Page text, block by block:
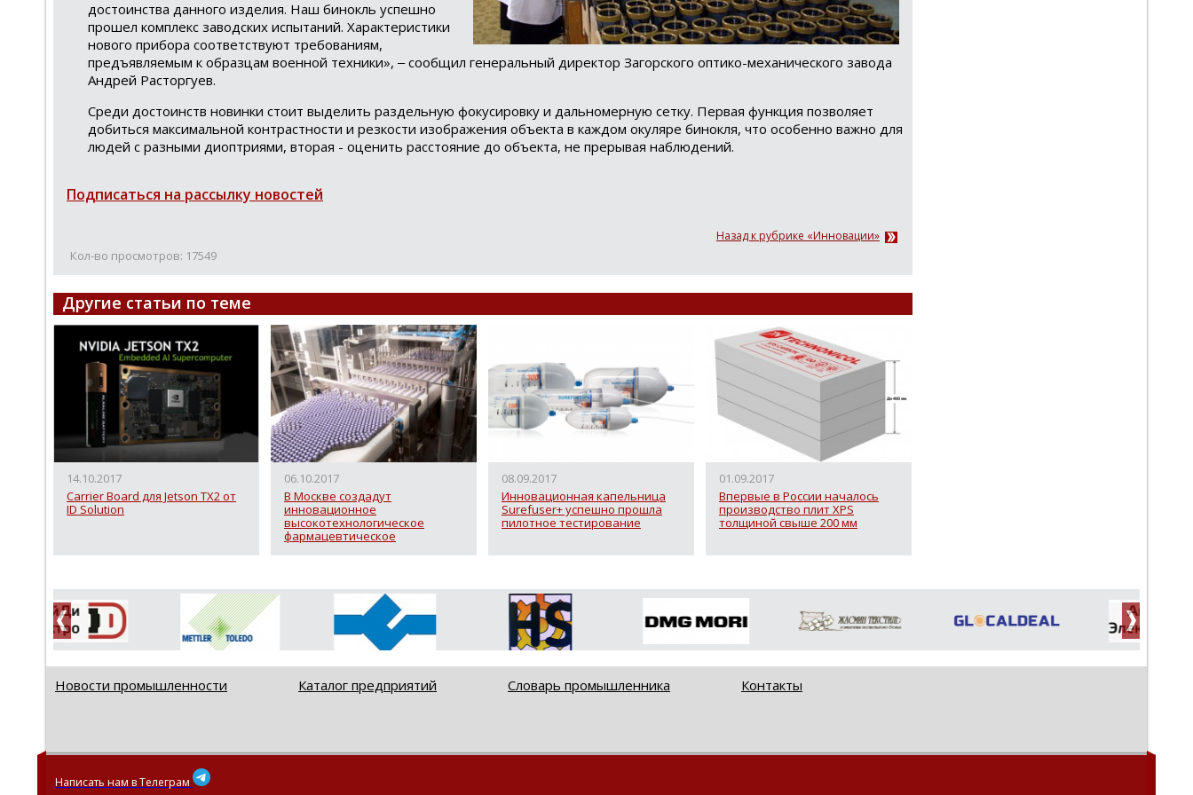
достоинства данного изделия. Наш бинокль успешно
прошел комплекс заводских испытаний. Характеристики
нового прибора соответствуют требованиям,
предъявляемым к образцам военной техники», ‒ сообщил генеральный директор Загорского оптико-механического завода
Андрей Расторгуев.
Среди достоинств новинки стоит выделить раздельную фокусировку и дальномерную сетку. Первая функция позволяет
добиться максимальной контрастности и резкости изображения объекта в каждом окуляре бинокля, что особенно важно для
людей с разными диоптриями, вторая - оценить расстояние до объекта, не прерывая наблюдений.
Подписаться на рассылку новостей
Назад к рубрике «Инновации»
Кол-во просмотров: 17549
Другие статьи по теме
14.10.2017
Carrier Board для Jetson TX2 от
ID Solution
06.10.2017
В Москве создадут
инновационное
высокотехнологическое
фармацевтическое
08.09.2017
Инновационная капельница
Surefuser+ успешно прошла
пилотное тестирование
01.09.2017
Впервые в России началось
производство плит XPS
толщиной свыше 200 мм
Новости промышленности Каталог предприятий Словарь промышленника Контакты
Написать нам в Телеграм
Loading...